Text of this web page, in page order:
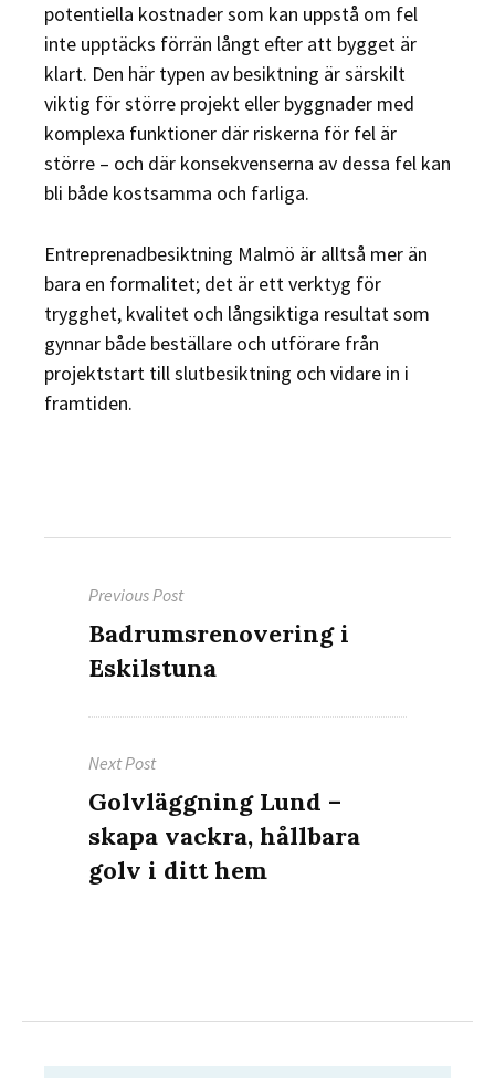
potentiella kostnader som kan uppstå om fel
inte upptäcks förrän långt efter att bygget är
klart. Den här typen av besiktning är särskilt
viktig för större projekt eller byggnader med
komplexa funktioner där riskerna för fel är
större – och där konsekvenserna av dessa fel kan
bli både kostsamma och farliga.
Entreprenadbesiktning Malmö är alltså mer än
bara en formalitet; det är ett verktyg för
trygghet, kvalitet och långsiktiga resultat som
gynnar både beställare och utförare från
projektstart till slutbesiktning och vidare in i
framtiden.
Previous Post
Previous
post:
Badrumsrenovering i
Eskilstuna
Next Post
Next
post:
Golvläggning Lund –
skapa vackra, hållbara
golv i ditt hem